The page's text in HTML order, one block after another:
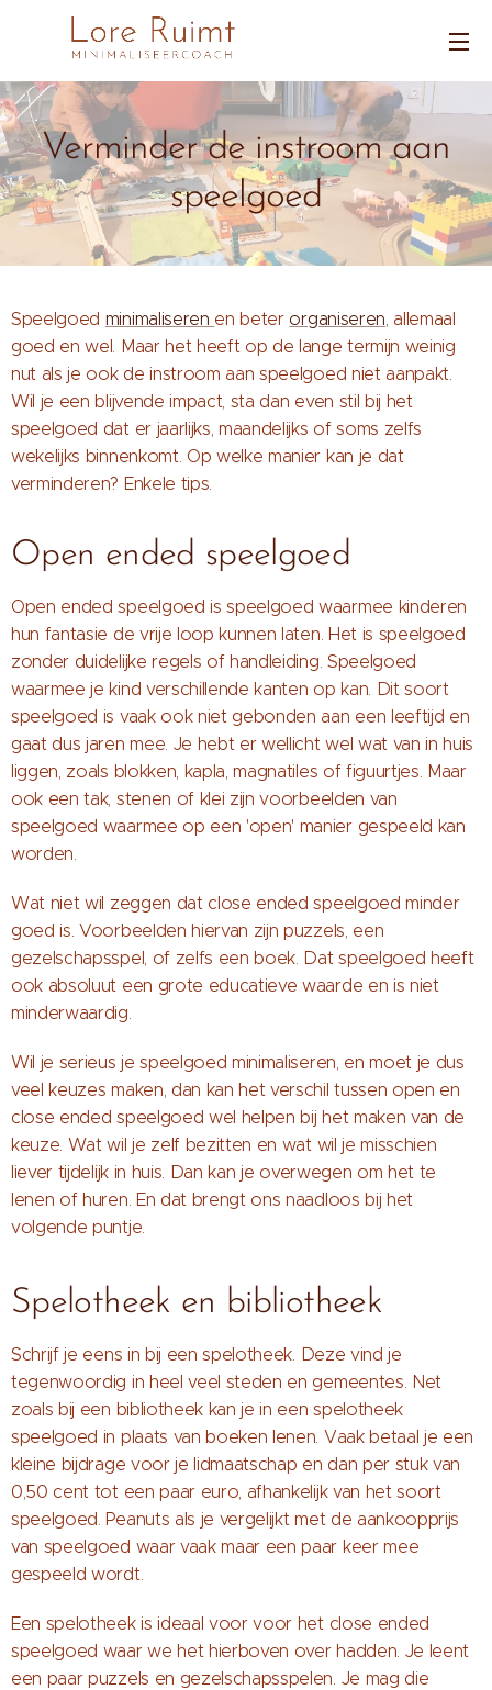
Verminder de instroom aan
speelgoed
Speelgoed minimaliseren en beter organiseren, allemaal
goed en wel. Maar het heeft op de lange termijn weinig
nut als je ook de instroom aan speelgoed niet aanpakt.
Wil je een blijvende impact, sta dan even stil bij het
speelgoed dat er jaarlijks, maandelijks of soms zelfs
wekelijks binnenkomt. Op welke manier kan je dat
verminderen? Enkele tips.
Open ended speelgoed
Open ended speelgoed is speelgoed waarmee kinderen
hun fantasie de vrije loop kunnen laten. Het is speelgoed
zonder duidelijke regels of handleiding. Speelgoed
waarmee je kind verschillende kanten op kan. Dit soort
speelgoed is vaak ook niet gebonden aan een leeftijd en
gaat dus jaren mee. Je hebt er wellicht wel wat van in huis
liggen, zoals blokken, kapla, magnatiles of figuurtjes. Maar
ook een tak, stenen of klei zijn voorbeelden van
speelgoed waarmee op een 'open' manier gespeeld kan
worden.
Wat niet wil zeggen dat close ended speelgoed minder
goed is. Voorbeelden hiervan zijn puzzels, een
gezelschapsspel, of zelfs een boek. Dat speelgoed heeft
ook absoluut een grote educatieve waarde en is niet
minderwaardig.
Wil je serieus je speelgoed minimaliseren, en moet je dus
veel keuzes maken, dan kan het verschil tussen open en
close ended speelgoed wel helpen bij het maken van de
keuze. Wat wil je zelf bezitten en wat wil je misschien
liever tijdelijk in huis. Dan kan je overwegen om het te
lenen of huren. En dat brengt ons naadloos bij het
volgende puntje.
Spelotheek en bibliotheek
Schrijf je eens in bij een spelotheek. Deze vind je
tegenwoordig in heel veel steden en gemeentes. Net
zoals bij een bibliotheek kan je in een spelotheek
speelgoed in plaats van boeken lenen. Vaak betaal je een
kleine bijdrage voor je lidmaatschap en dan per stuk van
0,50 cent tot een paar euro, afhankelijk van het soort
speelgoed. Peanuts als je vergelijkt met de aankoopprijs
van speelgoed waar vaak maar een paar keer mee
gespeeld wordt.
Een spelotheek is ideaal voor voor het close ended
speelgoed waar we het hierboven over hadden. Je leent
een paar puzzels en gezelschapsspelen. Je mag die